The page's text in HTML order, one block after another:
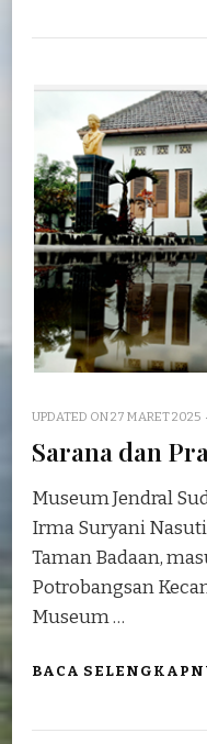
UPDATED ON27 MARET 2025
Sarana dan
Museum Jendral
Irma Suryani
Taman Badaan,
Potrobangsan
Museum …
BACA